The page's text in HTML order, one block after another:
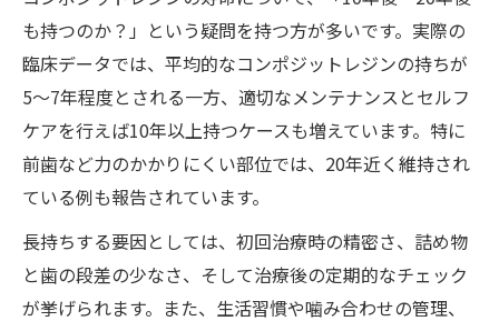
も持つのか？」という疑問を持つ方が多いです。実際の
臨床データでは、平均的なコンポジットレジンの持ちが
5～7年程度とされる一方、適切なメンテナンスとセルフ
ケアを行えば10年以上持つケースも増えています。特に
前歯など力のかかりにくい部位では、20年近く維持され
ている例も報告されています。
長持ちする要因としては、初回治療時の精密さ、詰め物
と歯の段差の少なさ、そして治療後の定期的なチェック
が挙げられます。また、生活習慣や噛み合わせの管理、